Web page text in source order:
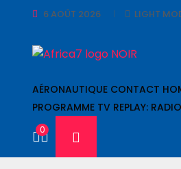
6 AOÛT 2026 LIGHT
AÉRONAUTIQUE CONTACT
PROGRAMME TV REPLAY:
0